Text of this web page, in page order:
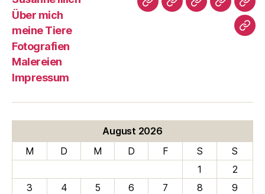
Über mich
meine Tiere
Fotografien
Malereien
Impressum
Susanne
Übermeine
August 2026
M
D M D F S
S
1
2
3
4 5 6 7 8
9